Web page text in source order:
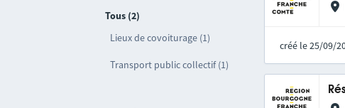
Tous (2)
Lieux de covoiturage (1)
Transport public collectif (1)
créé le 25/09/